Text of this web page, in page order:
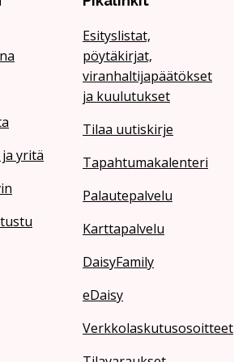
yritä
Esityslistat,
pöytäkirjat,
viranhaltijapäätökset
ja kuulutukset
Tilaa uutiskirje
Tapahtumakalenteri
Palautepalvelu
Karttapalvelu
DaisyFamily
eDaisy
Verkkolaskutusosoitteet